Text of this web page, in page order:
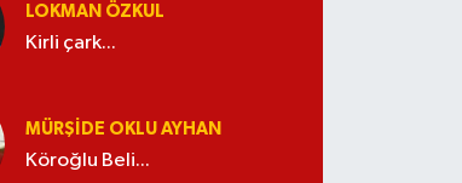
LOKMAN ÖZKUL
Kirli çark...
MÜRŞIDE OKLU AYHAN
Köroğlu Beli...